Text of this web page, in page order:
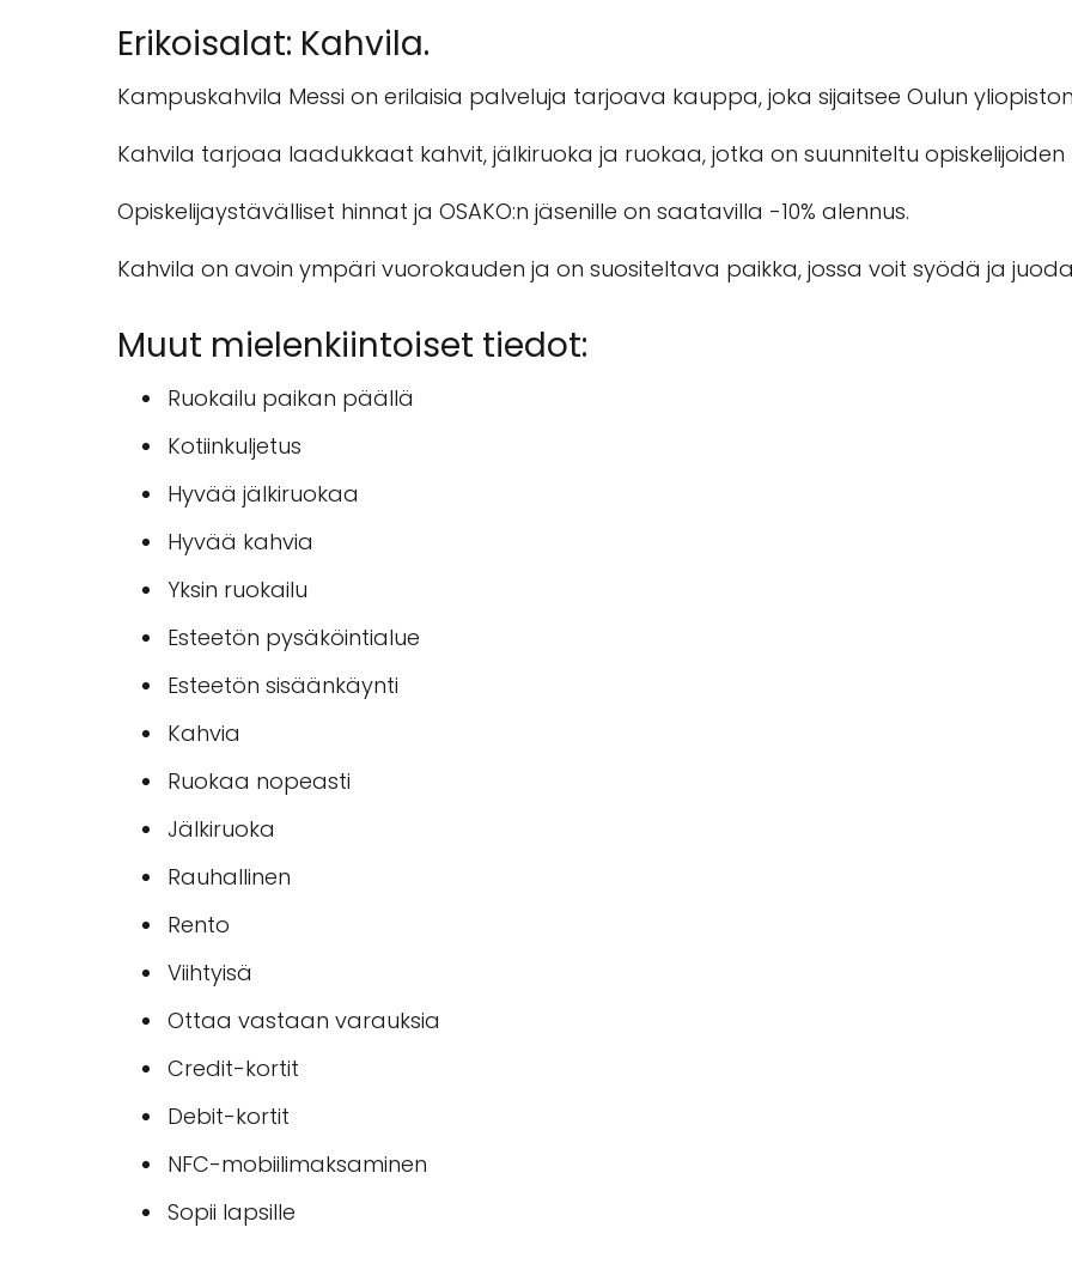
Erikoisalat: Kahvila.
Kampuskahvila Messi on erilaisia palveluja tarjoava kauppa, joka sijaitsee Oulun
Kahvila tarjoaa laadukkaat kahvit, jälkiruoka ja ruokaa, jotka on suunniteltu opiskelijoiden
Opiskelijaystävälliset hinnat ja OSAKO:n jäsenille on saatavilla -10% alennus.
Kahvila on avoin ympäri vuorokauden ja on suositeltava paikka, jossa voit syödä ja
Muut mielenkiintoiset tiedot:
Ruokailu paikan päällä
Kotiinkuljetus
Hyvää jälkiruokaa
Hyvää kahvia
Yksin ruokailu
Esteetön pysäköintialue
Esteetön sisäänkäynti
Kahvia
Ruokaa nopeasti
Jälkiruoka
Rauhallinen
Rento
Viihtyisä
Ottaa vastaan varauksia
Credit-kortit
Debit-kortit
NFC-mobiilimaksaminen
Sopii lapsille